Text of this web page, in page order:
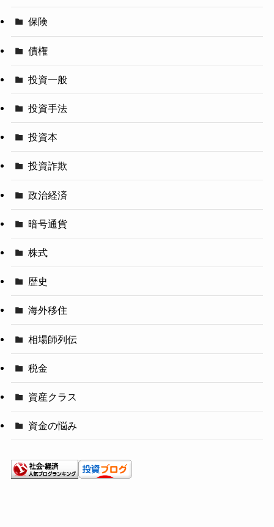
保険
債権
投資一般
投資手法
投資本
投資詐欺
政治経済
暗号通貨
株式
歴史
海外移住
相場師列伝
税金
資産クラス
資金の悩み